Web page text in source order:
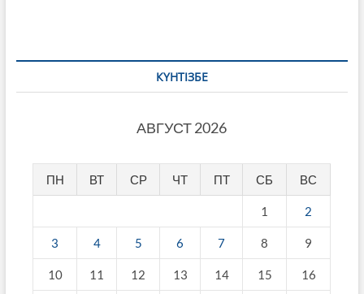
КҮНТІЗБЕ
АВГУСТ 2026
ПН ВТ СР ЧТ ПТ СБ ВС
1 2
3 4 5 6 7 8 9
10 11 12 13 14 15 16